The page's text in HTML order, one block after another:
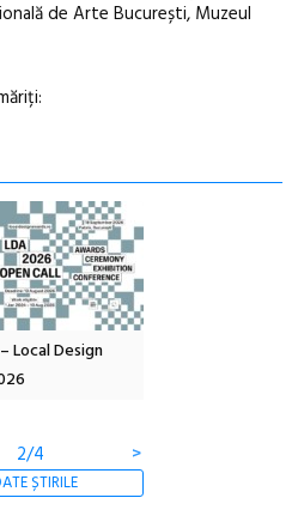
de Arte București, Muzeul
Local Design
2/4 >
ȘTIRILE